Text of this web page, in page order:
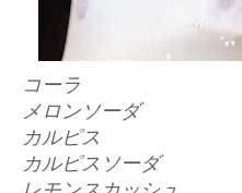
コーラ
メロンソーダ
カルピス
カルピスソーダ